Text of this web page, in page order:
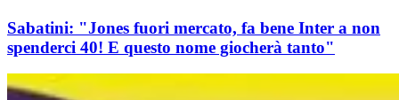
Sabatini: "Jones fuori mercato, fa bene Inter a non
spenderci 40! E questo nome giocherà tanto"